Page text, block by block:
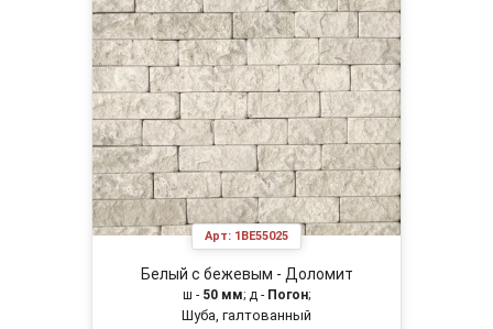
Арт: 1BE55025
Белый с бежевым - Доломит
ш - 50 мм; д - Погон;
Шуба, галтованный